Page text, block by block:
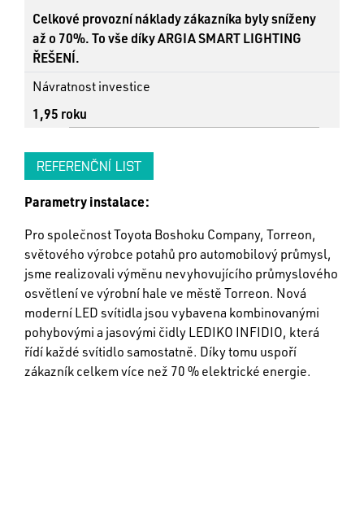
Celkové provozní náklady zákazníka byly sníženy
až o 70%. To vše díky ARGIA SMART LIGHTING
ŘEŠENÍ.
Návratnost investice
1,95 roku
REFERENČNÍ LIST
Parametry instalace:
Pro společnost Toyota Boshoku Company, Torreon,
světového výrobce potahů pro automobilový průmysl,
jsme realizovali výměnu nevyhovujícího průmyslového
osvětlení ve výrobní hale ve městě Torreon. Nová
moderní LED svítidla jsou vybavena kombinovanými
pohybovými a jasovými čidly LEDIKO INFIDIO, která
řídí každé svítidlo samostatně. Díky tomu uspoří
zákazník celkem více než 70 % elektrické energie.